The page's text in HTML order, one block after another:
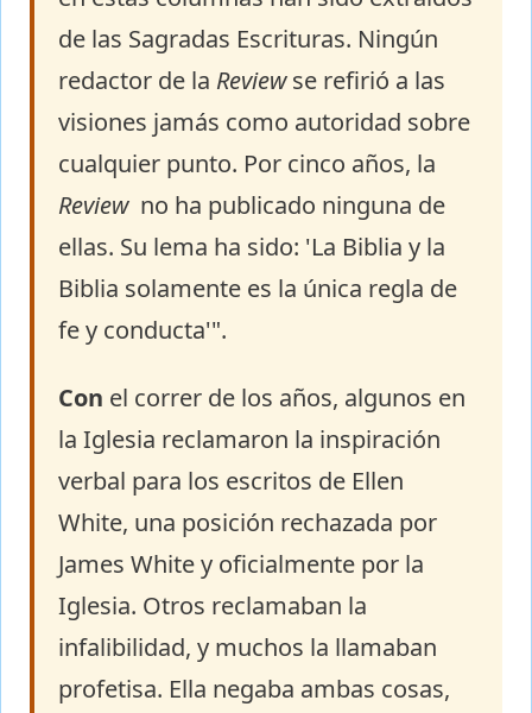
de las Sagradas Escrituras. Ningún
redactor de la Reviewse refirió a las
visiones jamás como autoridad sobre
cualquier punto. Por cinco años, la
Reviewno ha publicado ninguna de
ellas. Su lema ha sido: 'La Biblia y la
Biblia solamente es la única regla de
fe y conducta'".
Con el correr de los años, algunos en
la Iglesia reclamaron la inspiración
verbal para los escritos de Ellen
White, una posición rechazada por
James White y oficialmente por la
Iglesia. Otros reclamaban la
infalibilidad, y muchos la llamaban
profetisa. Ella negaba ambas cosas,